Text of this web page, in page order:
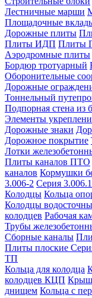
Лестничные марши
Площадочные
Дорожные плиты
Плиты ИДП Плиты
Аэродромные плиты
Бордюр тротуарный
Оборонительные
Дорожные
Тоннельный
Подпорная стена из
Элементы
Дорожные знаки
Дорожное покрытие
Лотки
Плиты каналов ПТО
каналов Кормушки
3.006-2 Серия
Колодцы Кольца
Колодцы
колодцев Рабочая
Трубы
Сборные каналы
Плиты плоские
ТП
Кольца для колодца
колодцев КЦП
днищем Кольца с